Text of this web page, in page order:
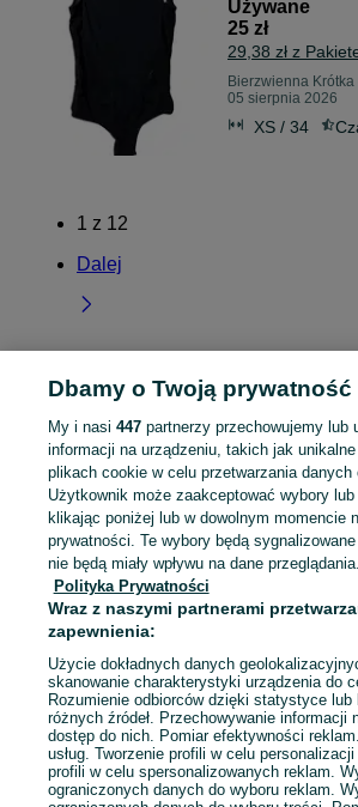
Używane
25 zł
29,38 zł z
Bierzwienna Krótka
05 sierpnia 2026
XS / 34
1 z 12
Dalej
Strona główna Wielkopolskie Bierzwienna Krótka
KATEGORIA
Mapa kategorii
Mapa miejscowości
Mapa ministron
Popularne wyszukiwania
Dbamy o Twoją prywatność
My i nasi 447partnerzy przechowujemy lub
informacji na urządzeniu, takich jak
plikach cookie w celu przetwarzania danych
Użytkownik może zaakceptować wybory
klikając poniżej lub w dowolnym momencie
prywatności. Te wybory będą
nie będą miały wpływu na dane przeglądania.
Polityka Prywatności
Wraz z naszymi partnerami
zapewnienia:
Użycie dokładnych danych
skanowanie charakterystyki urządzenia do
Rozumienie odbiorców dzięki statystyce
różnych źródeł. Przechowywanie informacji
dostęp do nich. Pomiar efektywności
usług. Tworzenie profili w celu
profili w celu spersonalizowanych reklam.
ograniczonych danych do wyboru reklam.